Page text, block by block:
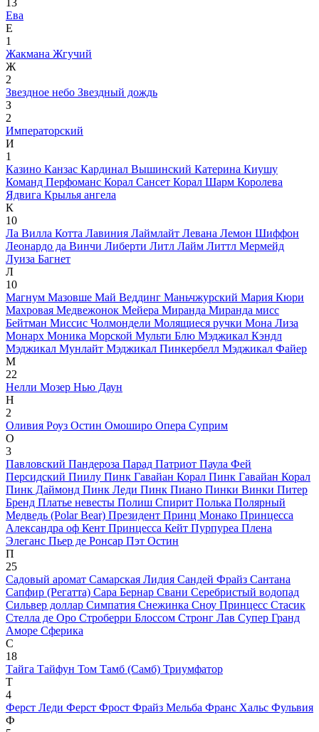
Ева
Е
1
Жакмана Жгучий
Ж
2
Звездное небо Звездный дождь
З
2
Императорский
И
1
Казино Канзас Кардинал Вышинский Катерина Киушу
Команд Перфоманс Корал Сансет Корал Шарм Королева
Ядвига Крылья ангела
К
10
Ла Вилла Котта Лавиния Лаймлайт Левана Лемон Шиффон
Леонардо да Винчи Либерти Литл Лайм Литтл Мермейд
Луиза Багнет
Л
10
Магнум Мазовше Май Веддинг Маньчжурский Мария Кюри
Махровая Медвежонок Мейера Миранда Миранда мисс
Бейтман Миссис Чолмондели Молящиеся ручки Мона Лиза
Монарх Моника Морской Мульти Блю Мэджикал Кэндл
Мэджикал Мунлайт Мэджикал Пинкербелл Мэджикал Файер
М
22
Нелли Мозер Нью Даун
Н
2
Оливия Роуз Остин Омоширо Опера Суприм
О
3
Павловский Пандероза Парад Патриот Паула Фей
Персидский Пиилу Пинк Гавайан Корал Пинк Гавайан Корал
Пинк Даймонд Пинк Леди Пинк Пиано Пинки Винки Питер
Бренд Платье невесты Полиш Спирит Полька Полярный
Медведь (Polar Bear) Президент Принц Монако Принцесса
Александра оф Кент Принцесса Кейт Пурпуреа Плена
Элеганс Пьер де Ронсар Пэт Остин
П
25
Садовый аромат Самарская Лидия Сандей Фрайз Сантана
Сапфир (Регатта) Сара Бернар Свани Серебристый водопад
Сильвер доллар Симпатия Снежинка Сноу Принцесс Стасик
Стелла де Оро Строберри Блоссом Стронг Лав Супер Гранд
Аморе Сферика
С
18
Тайга Тайфун Том Тамб (Самб) Триумфатор
Т
4
Ферст Леди Ферст Фрост Фрайз Мельба Франс Хальс Фульвия
Ф